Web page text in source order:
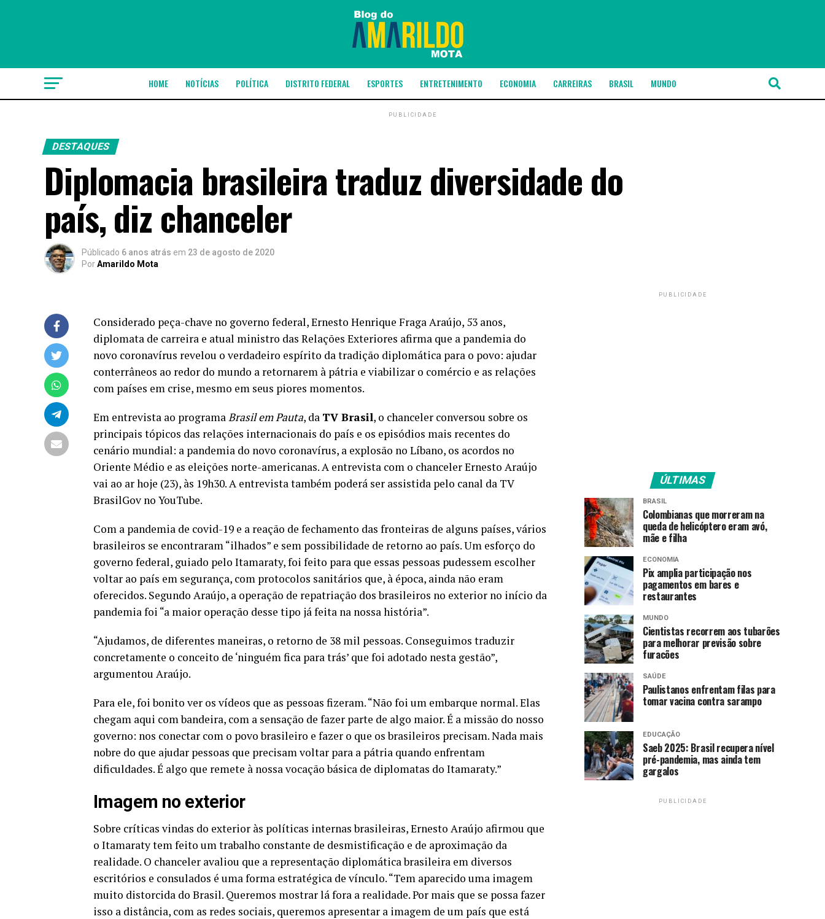
HOME NOTÍCIAS POLÍTICA DISTRITO FEDERAL ESPORTES ENTRETENIMENTO ECONOMIA CARREIRAS BRASIL MUNDO
PUBLICIDADE
DESTAQUES
Diplomacia brasileira traduz diversidade do
país, diz chanceler
Públicado 6 anos atrás em 23 de agosto de 2020
PorAmarildo Mota
Considerado peça-chave no governo federal, Ernesto Henrique Fraga Araújo, 53 anos,
diplomata de carreira e atual ministro das Relações Exteriores afirma que a pandemia do
novo coronavírus revelou o verdadeiro espírito da tradição diplomática para o povo: ajudar
conterrâneos ao redor do mundo a retornarem à pátria e viabilizar o comércio e as relações
com países em crise, mesmo em seus piores momentos.
Em entrevista ao programaBrasil em Pauta, da TV Brasil, o chanceler conversou sobre os
principais tópicos das relações internacionais do país e os episódios mais recentes do
cenário mundial: a pandemia do novo coronavírus, a explosão no Líbano, os acordos no
Oriente Médio e as eleições norte-americanas. A entrevista com o chanceler Ernesto Araújo
vai ao ar hoje (23), às 19h30. A entrevista também poderá ser assistida pelo canal da TV
BrasilGov no YouTube.
Com a pandemia de covid-19 e a reação de fechamento das fronteiras de alguns países, vários
brasileiros se encontraram “ilhados” e sem possibilidade de retorno ao país. Um esforço do
governo federal, guiado pelo Itamaraty, foi feito para que essas pessoas pudessem escolher
voltar ao país em segurança, com protocolos sanitários que, à época, ainda não eram
oferecidos. Segundo Araújo, a operação de repatriação dos brasileiros no exterior no início da
pandemia foi “a maior operação desse tipo já feita na nossa história”.
“Ajudamos, de diferentes maneiras, o retorno de 38 mil pessoas. Conseguimos traduzir
concretamente o conceito de ‘ninguém fica para trás’ que foi adotado nesta gestão”,
argumentou Araújo.
Para ele, foi bonito ver os vídeos que as pessoas fizeram. “Não foi um embarque normal. Elas
chegam aqui com bandeira, com a sensação de fazer parte de algo maior. É a missão do nosso
governo: nos conectar com o povo brasileiro e fazer o que os brasileiros precisam. Nada mais
nobre do que ajudar pessoas que precisam voltar para a pátria quando enfrentam
dificuldades. É algo que remete à nossa vocação básica de diplomatas do Itamaraty.”
Imagem no exterior
Sobre críticas vindas do exterior às políticas internas brasileiras, Ernesto Araújo afirmou que
o Itamaraty tem feito um trabalho constante de desmistificação e de aproximação da
realidade. O chanceler avaliou que a representação diplomática brasileira em diversos
escritórios e consulados é uma forma estratégica de vínculo. “Tem aparecido uma imagem
muito distorcida do Brasil. Queremos mostrar lá fora a realidade. Por mais que se possa fazer
isso a distância, com as redes sociais, queremos apresentar a imagem de um país que está
PUBLICIDADE
ÚLTIMAS
BRASIL
Colombianas que morreram na
queda de helicóptero eram avó,
mãe e filha
ECONOMIA
Pix amplia participação nos
pagamentos em bares e
restaurantes
MUNDO
Cientistas recorrem aos tubarões
para melhorar previsão sobre
furacões
SAÚDE
Paulistanos enfrentam filas para
tomar vacina contra sarampo
EDUCAÇÃO
Saeb 2025: Brasil recupera nível
pré-pandemia, mas ainda tem
gargalos
PUBLICIDADE